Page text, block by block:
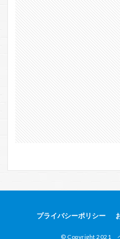
プライバシーポリシー
© Copyright 2021